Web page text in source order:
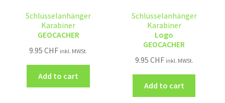
Schlüsselanhänger
Karabiner
GEOCACHER
9.95CHF inkl. MWSt.
Add to cart
Schlüsselanhänger
Karabiner
Logo
GEOCACHER
9.95 CHF inkl. MWSt.
Add to cart